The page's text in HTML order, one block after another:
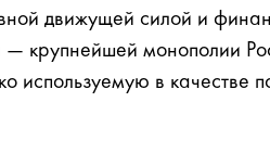
движущей силой и
— крупнейшей монополии
используемую в качестве